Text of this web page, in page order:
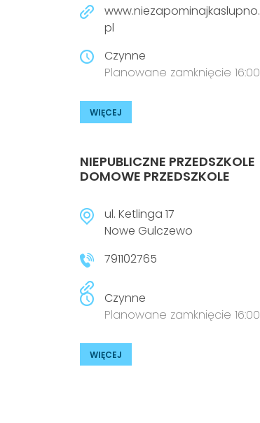
www.niezapominajkaslupno.
pl
Czynne
Planowane zamknięcie 16:00
WIĘCEJ
NIEPUBLICZNE PRZEDSZKOLE
DOMOWE PRZEDSZKOLE
ul. Ketlinga 17
Nowe Gulczewo
791102765
Czynne
Planowane zamknięcie 16:00
WIĘCEJ